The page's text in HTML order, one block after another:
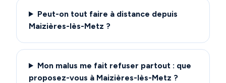
Peut-on tout faire à distance depuis
Maizières-lès-Metz ?
Mon malus me fait refuser partout : que
proposez-vous à Maizières-lès-Metz ?